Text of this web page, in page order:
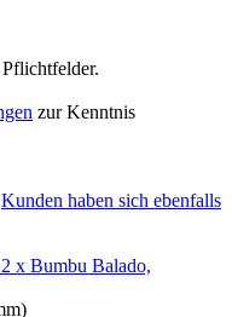
zur Kenntnis
Kunden haben sich ebenfalls
x Bumbu Balado,